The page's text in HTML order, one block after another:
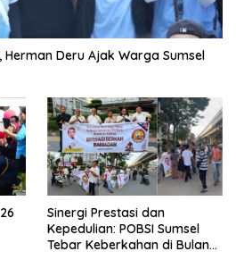
Herman Deru Ajak Warga Sumsel
Sinergi Prestasi dan
Kepedulian: POBSI Sumsel
Tebar Keberkahan di Bulan